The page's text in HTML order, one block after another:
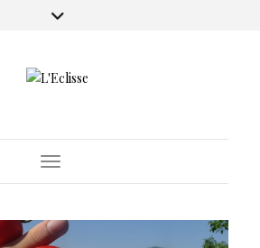
Toggle Navigation